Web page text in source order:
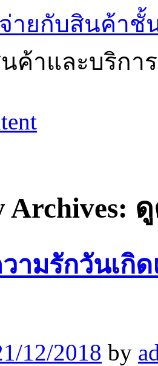
จ่ายกับสินค้า
ค้าและบริกา
Archives:
ามรักวันเกิ
12/2018 by